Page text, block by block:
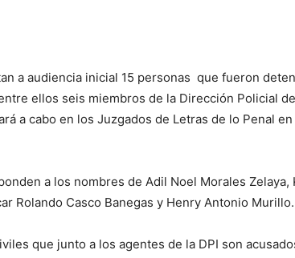
a audiencia inicial 15 personas que fueron
ellos seis miembros de la Dirección Policial de
a cabo en los Juzgados de Letras de lo Penal
a los nombres de Adil Noel Morales Zelaya,
Rolando Casco Banegas y Henry Antonio Murillo.
que junto a los agentes de la DPI son